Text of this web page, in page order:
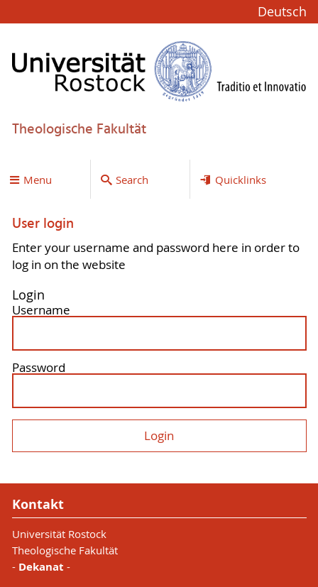
Deutsch
Theologische Fakultät
Menu Search Quicklinks
User login
Enter your username and password here in order to
log in on the website
Login
Username
Password
Kontakt
Universität Rostock
Theologische Fakultät
- Dekanat -